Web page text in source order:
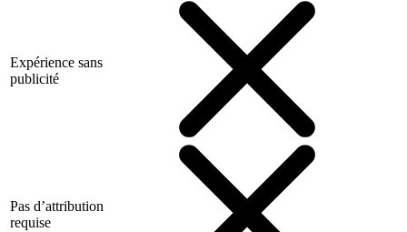
Expérience sans
publicité
Pas d’attribution
requise